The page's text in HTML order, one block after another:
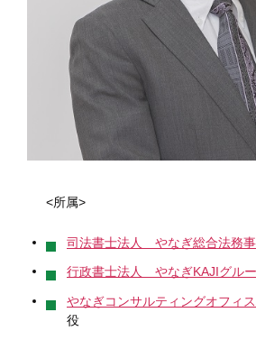
<所属>
司法書士法人 やなぎ総合法務
行政書士法人 やなぎKAJIグル
やなぎコンサルティングオフィ
役